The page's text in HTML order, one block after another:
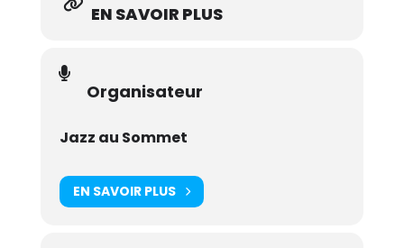
EN SAVOIR PLUS
Organisateur
Jazz au Sommet
EN SAVOIR PLUS